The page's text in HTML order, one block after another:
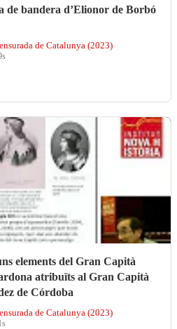
bandera d’Elionor de Borbó
de Catalunya (2023)
elements del Gran Capità
atribuïts al Gran Capità
de Córdoba
de Catalunya (2023)